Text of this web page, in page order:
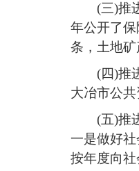
(三)推
年公开了
条，土地矿
(四)推
大冶市公
(五)推
一是做好
按年度向